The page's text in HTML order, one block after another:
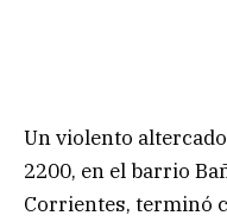
Un violento
2200, en el barrio
Corrientes, terminó